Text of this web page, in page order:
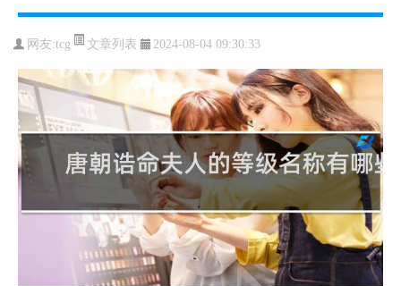
网友:tcg 文章列表 2024-08-04 09:30:33